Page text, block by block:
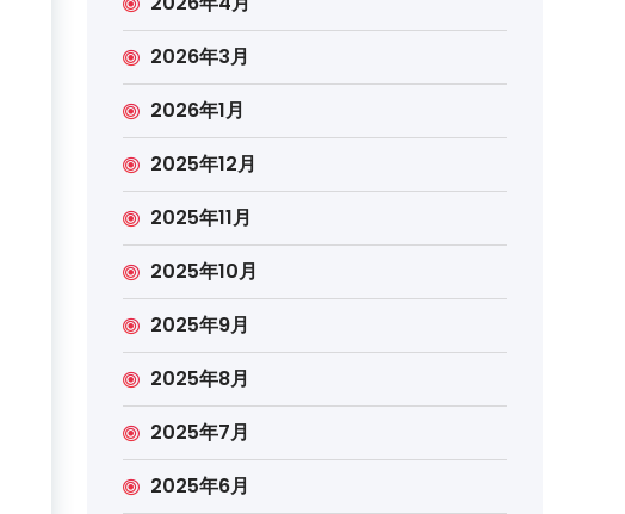
2026年3月
2026年1月
2025年12月
2025年11月
2025年10月
2025年9月
2025年8月
2025年7月
2025年6月